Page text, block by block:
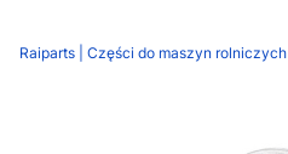
Raiparts | Części do maszyn rolniczych